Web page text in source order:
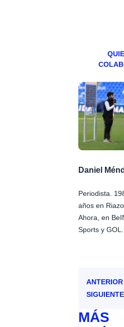
Daniel
Periodista.
años en
Ahora, en
Sports y GOL.
ANTERIOR
SIGUIENTE
MÁS